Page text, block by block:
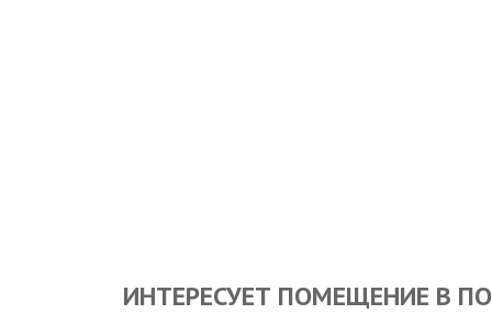
ИНТЕРЕСУЕТ ПОМЕЩЕНИЕ В